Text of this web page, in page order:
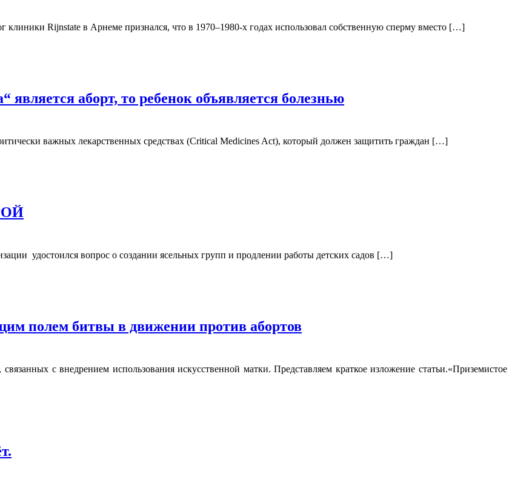
Rijnstate в Арнеме признался, что в 1970–1980‑х годах использовал собственную сперму вместо […]
является аборт, то ребенок объявляется болезнью
важных лекарственных средствах (Critical Medicines Act), который должен защитить граждан […]
удостоился вопрос о создании ясельных групп и продлении работы детских садов […]
полем битвы в движении против абортов
с внедрением использования искусственной матки. Представляем краткое изложение статьи.«Приземистое